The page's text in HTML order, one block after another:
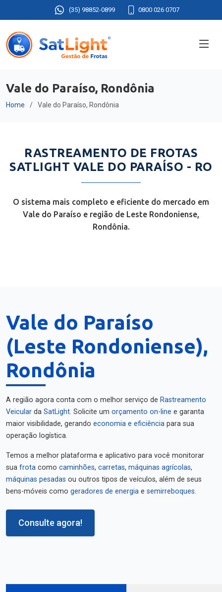
(35) 98852-0899 0800 026 0707
Vale do Paraíso, Rondônia
Home Vale do Paraíso, Rondônia
RASTREAMENTO DE FROTAS
SATLIGHT VALE DO PARAÍSO - RO
O sistema mais completo e eficiente do mercado em
Vale do Paraíso e região de Leste Rondoniense,
Rondônia.
Vale do Paraíso
(Leste Rondoniense),
Rondônia
A região agora conta com o melhor serviço de Rastreamento
Veicular da SatLight. Solicite um orçamento on-line e garanta
maior visibilidade, gerando economia e eficiência para sua
operação logística.
Temos a melhor plataforma e aplicativo para você monitorar
sua frota como caminhões, carretas, máquinas agrícolas,
máquinas pesadas ou outros tipos de veículos, além de seus
bens-móveis como geradores de energia e semirreboques.
Consulte agora!